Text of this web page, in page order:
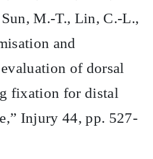
M.-T., Lin, C.-L.,
and
of dorsal
fixation for distal
Injury 44, pp. 527-